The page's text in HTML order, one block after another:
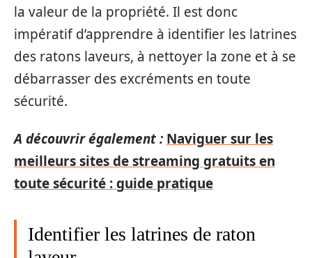
la valeur de la propriété. Il est donc
impératif d’apprendre à identifier les latrines
des ratons laveurs, à nettoyer la zone et à se
débarrasser des excréments en toute
sécurité.
A découvrir également : Naviguer sur les
meilleurs sites de streaming gratuits en
toute sécurité : guide pratique
Identifier les latrines de raton